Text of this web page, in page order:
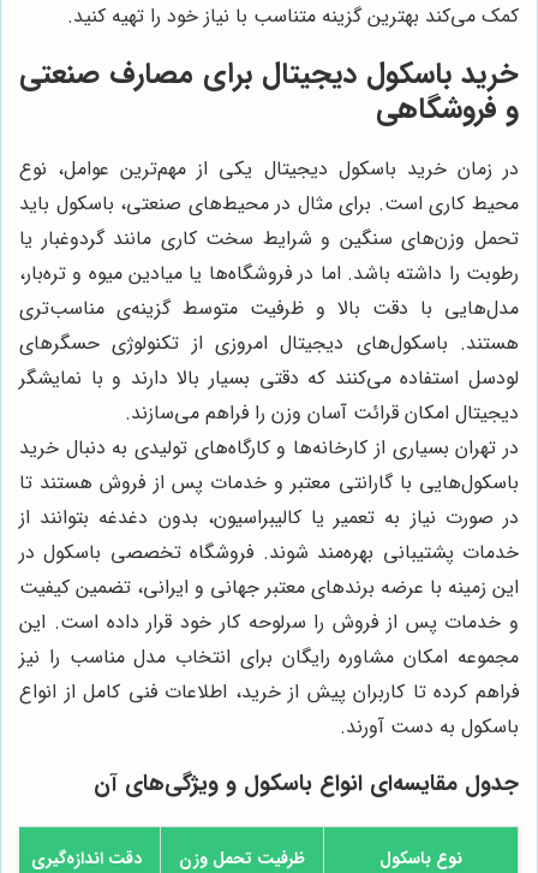
کمک می‌کند بهترین گزینه متناسب با نیاز خود را تهیه کنید.
خرید باسکول دیجیتال برای مصارف صنعتی
و فروشگاهی
در زمان خرید باسکول دیجیتال یکی از مهم‌ترین عوامل، نوع
محیط کاری است. برای مثال در محیط‌های صنعتی، باسکول باید
تحمل وزن‌های سنگین و شرایط سخت کاری مانند گردوغبار یا
رطوبت را داشته باشد. اما در فروشگاه‌ها یا میادین میوه و تره‌بار،
مدل‌هایی با دقت بالا و ظرفیت متوسط گزینه‌ی مناسب‌تری
هستند. باسکول‌های دیجیتال امروزی از تکنولوژی حسگرهای
لودسل استفاده می‌کنند که دقتی بسیار بالا دارند و با نمایشگر
دیجیتال امکان قرائت آسان وزن را فراهم می‌سازند.
در تهران بسیاری از کارخانه‌ها و کارگاه‌های تولیدی به دنبال خرید
باسکول‌هایی با گارانتی معتبر و خدمات پس از فروش هستند تا
در صورت نیاز به تعمیر یا کالیبراسیون، بدون دغدغه بتوانند از
خدمات پشتیبانی بهره‌مند شوند. فروشگاه تخصصی باسکول در
این زمینه با عرضه برندهای معتبر جهانی و ایرانی، تضمین کیفیت
و خدمات پس از فروش را سرلوحه کار خود قرار داده است. این
مجموعه امکان مشاوره رایگان برای انتخاب مدل مناسب را نیز
فراهم کرده تا کاربران پیش از خرید، اطلاعات فنی کامل از انواع
باسکول به دست آورند.
جدول مقایسه‌ای انواع باسکول و ویژگی‌های آن
نوع باسکول ظرفیت تحمل وزن دقت اندازه‌گیری